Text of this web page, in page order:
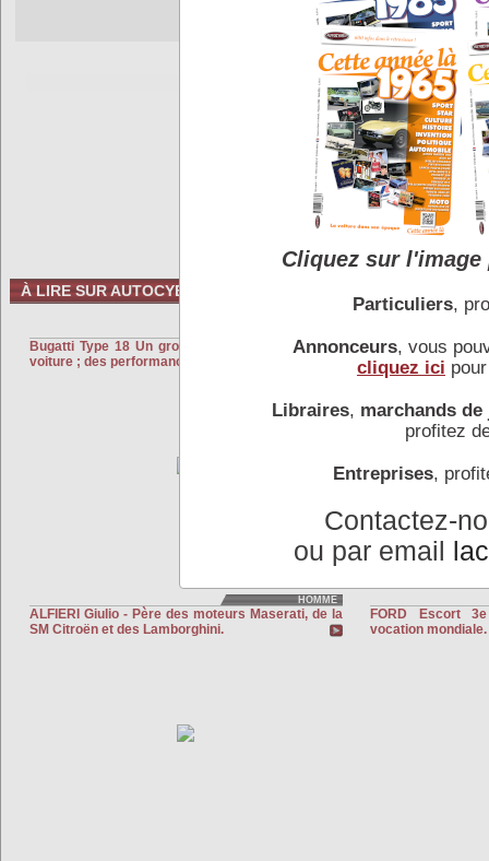
À LIRE SUR AUTOCYBER
Bugatti Type 18 Un gros moteur dans une petite
voiture ; des performances hors du commun.
EFFET DE SOL
HOMME
ALFIERI Giulio - Père des moteurs Maserati, de la
SM Citroën et des Lamborghini.
FORD Escort
vocation mondiale.
Cliquez sur
Particuliers,
Annonceurs, vous
cliquez ici
Libraires, marchands de
profitez
Entreprises,
Contactez-
ou par email